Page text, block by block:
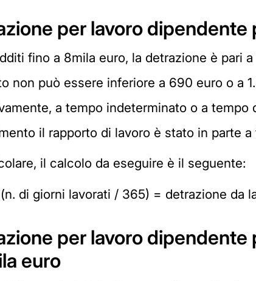
per lavoro
fino a 8mila euro, la detrazione è pari
non può essere inferiore a 690 euro o a
a tempo indeterminato o a
il rapporto di lavoro è stato in parte
il calcolo da eseguire è il seguente:
di giorni lavorati / 365) = detrazione da
per lavoro
euro